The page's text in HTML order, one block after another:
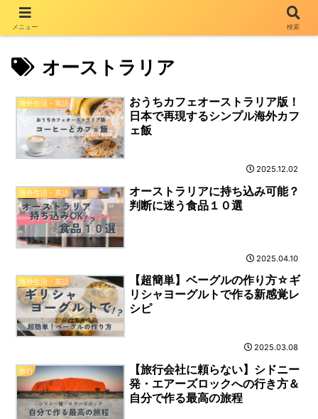
オーストラリア
海外生活・英語
おうちカフェオーストラリア版！
日本で再現するシンプル海外カフ
ェ飯
2025.12.02
海外生活・英語
オーストラリアに持ち込み可能？
判断に迷う食品１０選
2025.04.10
海外生活・英語
【超簡単】ベーグルの作り方☆ギ
リシャヨーグルトで作る新感覚レ
シピ
2025.03.08
旅行
【旅行会社に頼らない】シドニー
発・エアーズロックへの行き方＆
自分で作る最高の旅程
メニュー 検索